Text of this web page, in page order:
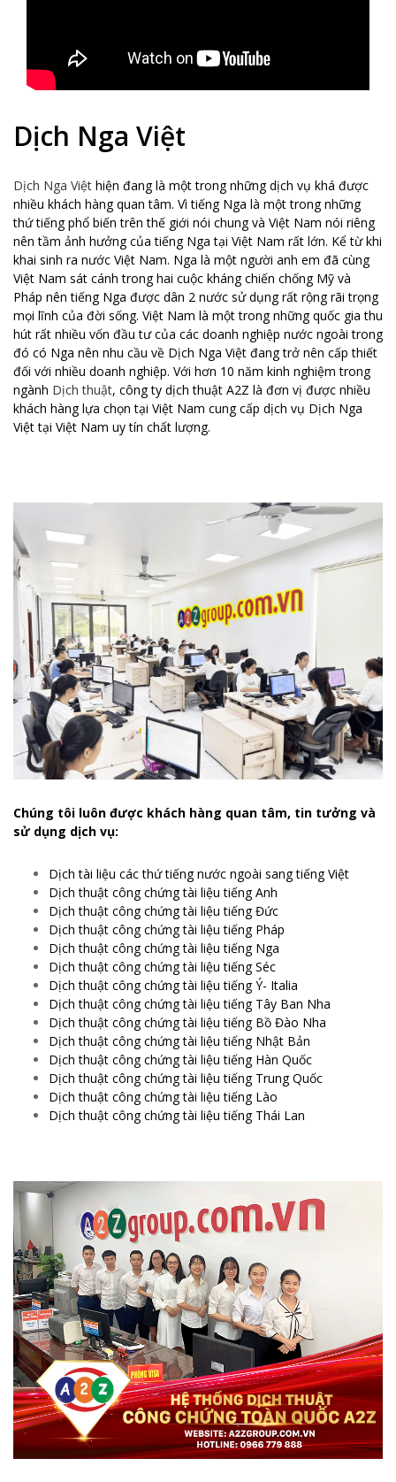
Dịch Nga Việt
Dịch Nga Việt hiện đang là một trong những dịch vụ khá được
nhiều khách hàng quan tâm. Vì tiếng Nga là một trong những
thứ tiếng phổ biến trên thế giới nói chung và Việt Nam nói riêng
nên tầm ảnh hưởng của tiếng Nga tại Việt Nam rất lớn. Kể từ khi
khai sinh ra nước Việt Nam. Nga là một người anh em đã cùng
Việt Nam sát cánh trong hai cuộc kháng chiến chống Mỹ và
Pháp nên tiếng Nga được dân 2 nước sử dụng rất rộng rãi trọng
mọi lĩnh của đời sống. Việt Nam là một trong những quốc gia thu
hút rất nhiều vốn đầu tư của các doanh nghiệp nước ngoài trong
đó có Nga nên nhu cầu về Dịch Nga Việt đang trở nên cấp thiết
đối với nhiều doanh nghiệp. Với hơn 10 năm kinh nghiệm trong
ngành Dịch thuật, công ty dịch thuật A2Z là đơn vị được nhiều
khách hàng lựa chọn tại Việt Nam cung cấp dịch vụ Dịch Nga
Việt tại Việt Nam uy tín chất lượng.
Chúng tôi luôn được khách hàng quan tâm, tin tưởng và
sử dụng dịch vụ:
Dịch tài liệu các thứ tiếng nước ngoài sang tiếng Việt
Dịch thuật công chứng tài liệu tiếng Anh
Dịch thuật công chứng tài liệu tiếng Đức
Dịch thuật công chứng tài liệu tiếng Pháp
Dịch thuật công chứng tài liệu tiếng Nga
Dịch thuật công chứng tài liệu tiếng Séc
Dịch thuật công chứng tài liệu tiếng Ý- Italia
Dịch thuật công chứng tài liệu tiếng Tây Ban Nha
Dịch thuật công chứng tài liệu tiếng Bồ Đào Nha
Dịch thuật công chứng tài liệu tiếng Nhật Bản
Dịch thuật công chứng tài liệu tiếng Hàn Quốc
Dịch thuật công chứng tài liệu tiếng Trung Quốc
Dịch thuật công chứng tài liệu tiếng Lào
Dịch thuật công chứng tài liệu tiếng Thái Lan